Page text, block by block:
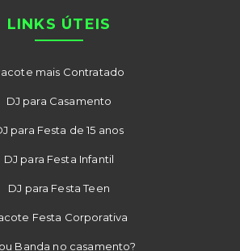
LINKS ÚTEIS
mais Contratado
DJ para Casamento
para Festa de 15 anos
DJ para Festa Infantil
DJ para Festa Teen
Festa Corporativa
Banda no casamento?